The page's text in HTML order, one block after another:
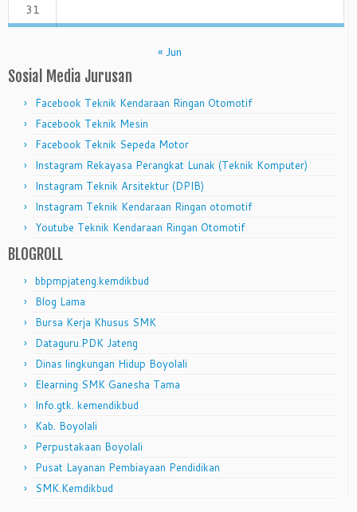
31
« Jun
Sosial Media Jurusan
Facebook Teknik Kendaraan Ringan Otomotif
Facebook Teknik Mesin
Facebook Teknik Sepeda Motor
Instagram Rekayasa Perangkat Lunak (Teknik Komputer)
Instagram Teknik Arsitektur (DPIB)
Instagram Teknik Kendaraan Ringan otomotif
Youtube Teknik Kendaraan Ringan Otomotif
BLOGROLL
bbpmpjateng.kemdikbud
Blog Lama
Bursa Kerja Khusus SMK
Dataguru.PDK Jateng
Dinas lingkungan Hidup Boyolali
Elearning SMK Ganesha Tama
Info.gtk. kemendikbud
Kab. Boyolali
Perpustakaan Boyolali
Pusat Layanan Pembiayaan Pendidikan
SMK.Kemdikbud